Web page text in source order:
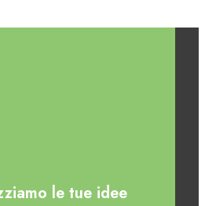
le tue idee